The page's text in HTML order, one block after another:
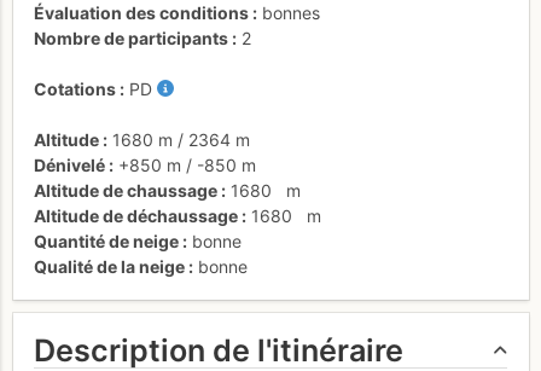
Évaluation des conditions
bonnes
Nombre de participants
2
Cotations PD
Altitude 1680 m / 2364 m
Dénivelé
+850 m / -850 m
Altitude de chaussage
1680
m
Altitude de déchaussage
1680
m
Quantité de neige
bonne
Qualité de la neige
bonne
Description de l'itinéraire